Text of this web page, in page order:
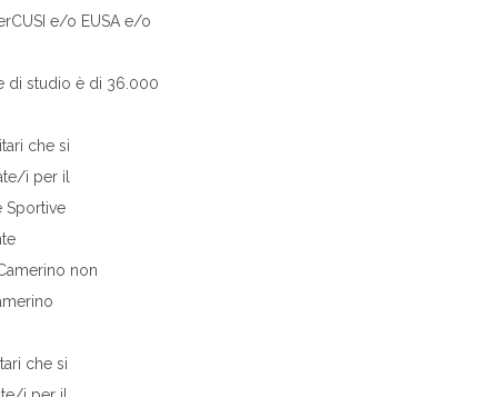
e/o EUSA e/o
di studio è di 36.000
che si
i per il
Sportive
non
che si